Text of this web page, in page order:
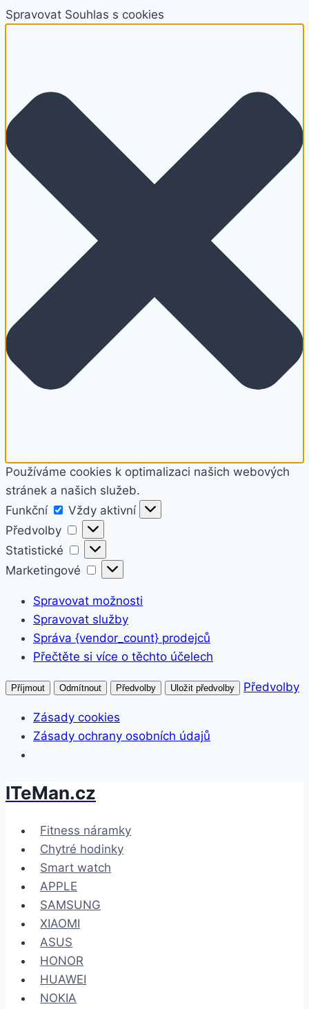
Spravovat Souhlas s cookies
Používáme cookies k optimalizaci našich webových
stránek a našich služeb.
Funkční
Funkční
Vždy aktivní
Předvolby
Předvolby
Statistické
Statistické
Marketingové
Marketingové
Spravovat možnosti
Spravovat služby
Správa {vendor_count} prodejců
Přečtěte si více o těchto účelech
Příjmout Odmítnout Předvolby Uložit předvolby Předvolby
Zásady cookies
Zásady ochrany osobních údajů
Přeskočit
obsah
ITeMan.cz
Fitness náramky
Chytré hodinky
Smart watch
APPLE
SAMSUNG
XIAOMI
ASUS
HONOR
HUAWEI
NOKIA